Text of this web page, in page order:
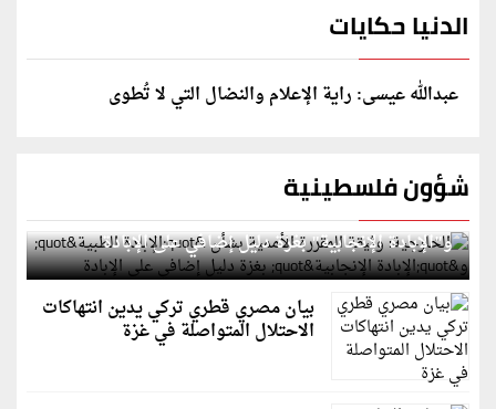
الدنيا حكايات
عبدالله عيسى: راية الإعلام والنضال التي لا تُطوى
شؤون فلسطينية
الخارجية: وثيقة المقررة الأممية بشأن "الإبادة الطبية"
و"الإبادة الإنجابية" بغزة دليل إضافي على الإبادة
بيان مصري قطري تركي يدين انتهاكات
الاحتلال المتواصلة في غزة